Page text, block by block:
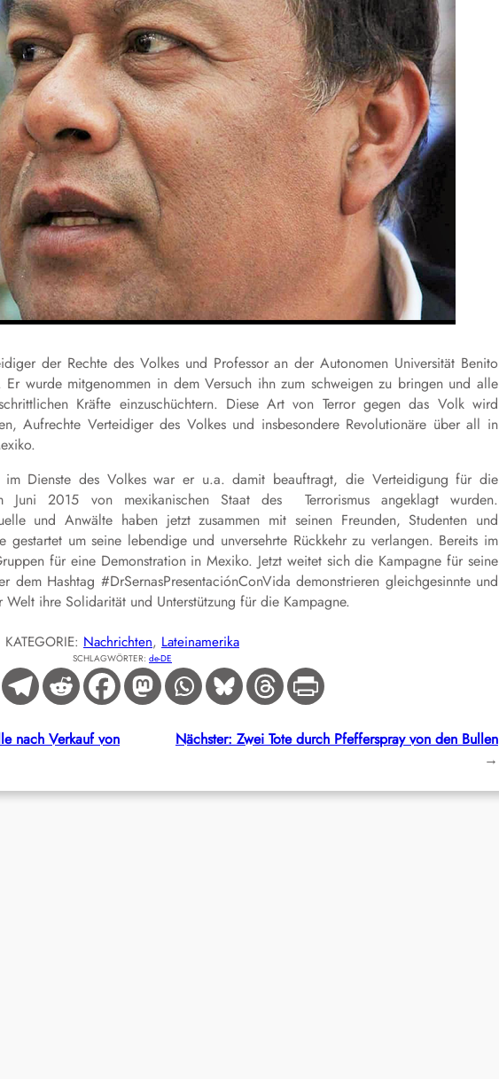
der Rechte des Volkes und Professor an der Autonomen Universität Benito
Er wurde mitgenommen in dem Versuch ihn zum schweigen zu bringen und alle
Kräfte einzuschüchtern. Diese Art von Terror gegen das Volk wird
Aufrechte Verteidiger des Volkes und insbesondere Revolutionäre über all in
im Dienste des Volkes war er u.a. damit beauftragt, die Verteidigung für die
Juni 2015 von mexikanischen Staat des Terrorismus angeklagt wurden.
und Anwälte haben jetzt zusammen mit seinen Freunden, Studenten und
gestartet um seine lebendige und unversehrte Rückkehr zu verlangen. Bereits im
für eine Demonstration in Mexiko. Jetzt weitet sich die Kampagne für seine
dem Hashtag #DrSernasPresentaciónConVida demonstrieren gleichgesinnte und
ihre Solidarität und Unterstützung für die Kampagne.
KATEGORIE: Nachrichten, Lateinamerika
SCHLAGWÖRTER: de-DE
nach Verkauf von
Nächster: Zwei Tote durch Pfefferspray von den Bullen
→